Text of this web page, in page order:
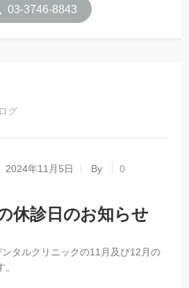
03-3746-8843
グ
2024年11月5日 By
0
休診日のお知らせ
タルクリニックの11月及び12月の